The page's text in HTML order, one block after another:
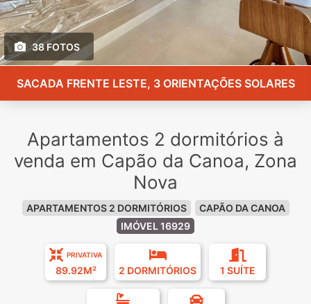
38 FOTOS
SACADA FRENTE LESTE, 3 ORIENTAÇÕES SOLARES
Apartamentos 2 dormitórios à
venda em Capão da Canoa, Zona
Nova
APARTAMENTOS 2 DORMITÓRIOS
CAPÃO DA CANOA
IMÓVEL 16929
PRIVATIVA
89.92M² 2 DORMITÓRIOS 1 SUÍTE